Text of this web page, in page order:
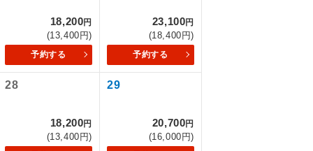
18,200円
(13,400円)
予約する
23,100円
(18,400円)
予約する
28
18,200円
(13,400円)
29
20,700円
(16,000円)
。